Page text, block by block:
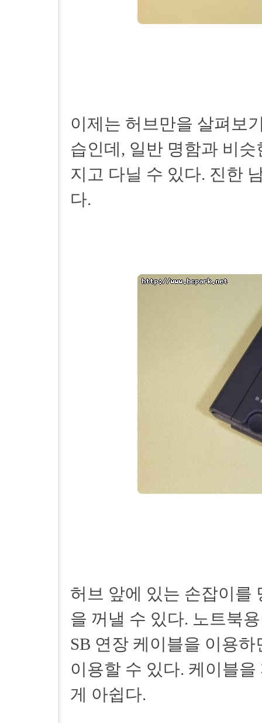
이제는 허브만을 살펴보
습인데, 일반 명함과 비
지고 다닐 수 있다. 진한
다.
허브 앞에 있는 손잡이를
을 꺼낼 수 있다. 노트북
SB 연장 케이블을 이용
이용할 수 있다. 케이블
게 아쉽다.